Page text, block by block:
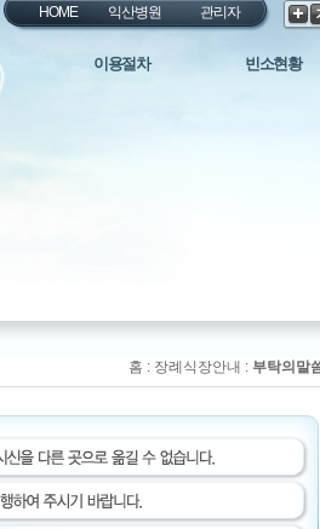
HOME 익산병원 관리자
이용절차 빈소현황
홈 : 장례식장안내 : 부탁의말